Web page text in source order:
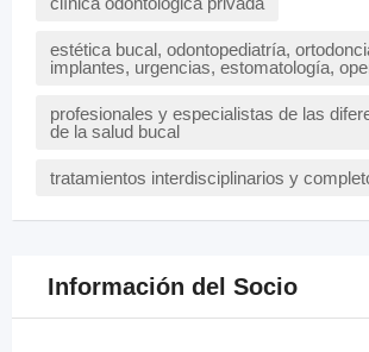
estética bucal, odontopediatría,
implantes, urgencias, estomatología,
profesionales y especialistas de las
de la salud bucal
tratamientos interdisciplinarios y
Información del Socio